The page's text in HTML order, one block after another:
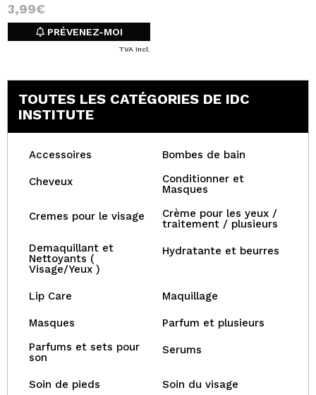
3,99€
PRÉVENEZ-MOI
TVA Incl.
TOUTES LES CATÉGORIES DE IDC
INSTITUTE
Accessoires Bombes de bain
Cheveux
Conditionner et
Masques
Cremes pour le visage
Crème pour les yeux /
traitement / plusieurs
Demaquillant et
Nettoyants (
Visage/Yeux )
Hydratante et beurres
Lip Care Maquillage
Masques
Parfum et plusieurs
Parfums et sets pour
son
Serums
Soin de pieds Soin du visage